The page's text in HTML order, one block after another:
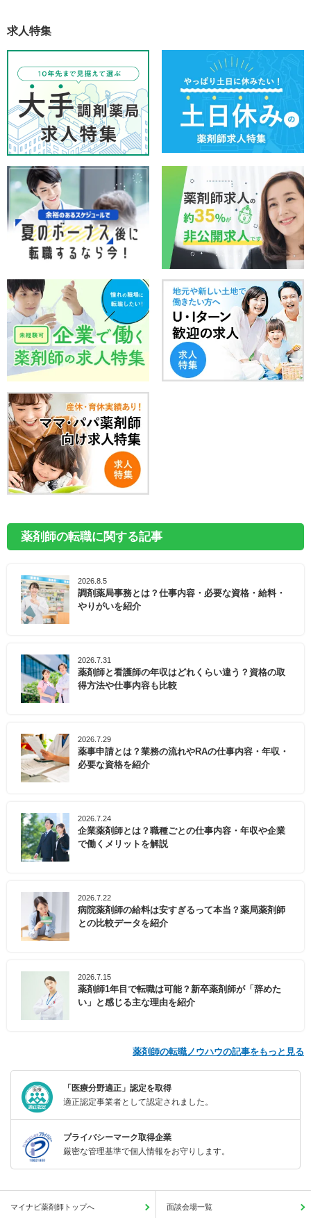
求人特集
薬剤師の転職に関する記事
2026.8.5
調剤薬局事務とは？仕事内容・必要な資格・給料・
やりがいを紹介
2026.7.31
薬剤師と看護師の年収はどれくらい違う？資格の取
得方法や仕事内容も比較
2026.7.29
薬事申請とは？業務の流れやRAの仕事内容・年収・
必要な資格を紹介
2026.7.24
企業薬剤師とは？職種ごとの仕事内容・年収や企業
で働くメリットを解説
2026.7.22
病院薬剤師の給料は安すぎるって本当？薬局薬剤師
との比較データを紹介
2026.7.15
薬剤師1年目で転職は可能？新卒薬剤師が「辞めた
い」と感じる主な理由を紹介
薬剤師の転職ノウハウの記事をもっと見る
「医療分野適正」認定を取得
適正認定事業者として認定されました。
プライバシーマーク取得企業
厳密な管理基準で個人情報をお守りします。
マイナビ薬剤師トップへ 面談会場一覧